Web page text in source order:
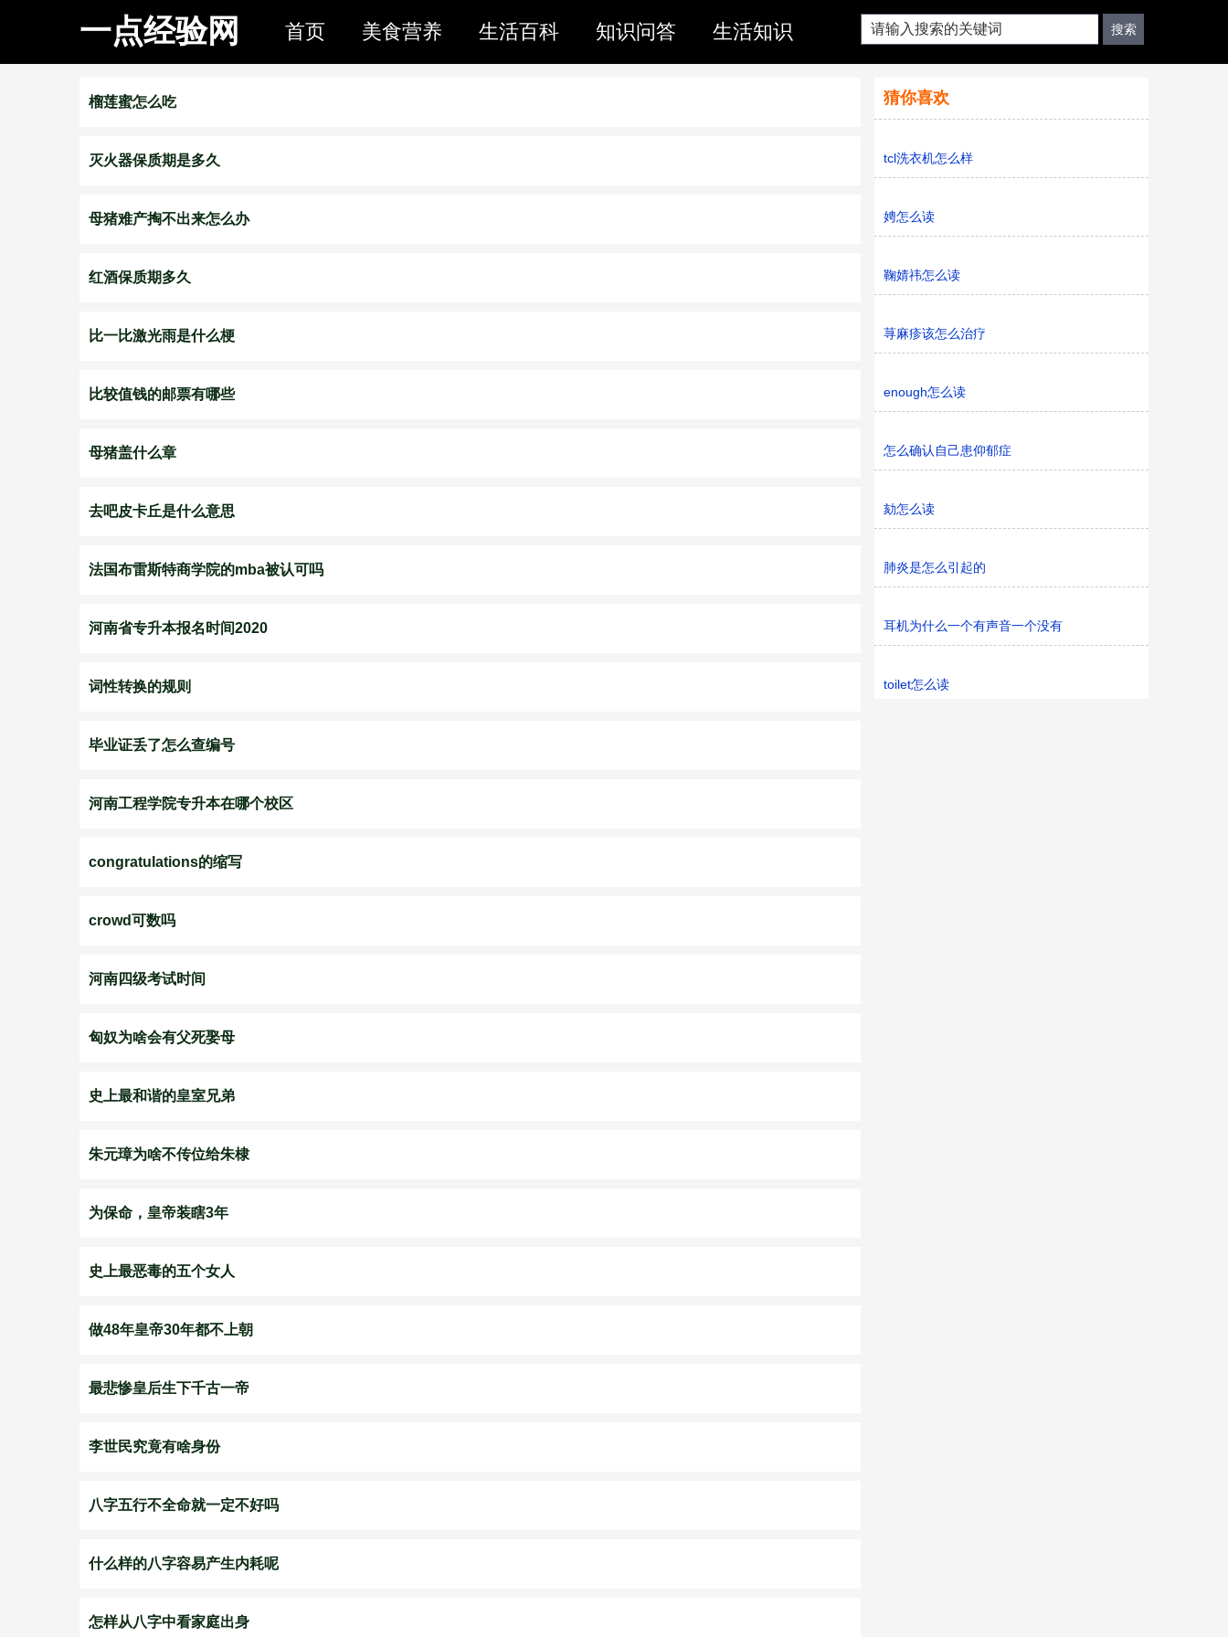
一点经验网 首页 美食营养 生活百科 知识问答 生活知识
榴莲蜜怎么吃
灭火器保质期是多久
母猪难产掏不出来怎么办
红酒保质期多久
比一比激光雨是什么梗
比较值钱的邮票有哪些
母猪盖什么章
去吧皮卡丘是什么意思
法国布雷斯特商学院的mba被认可吗
河南省专升本报名时间2020
词性转换的规则
毕业证丢了怎么查编号
河南工程学院专升本在哪个校区
congratulations的缩写
crowd可数吗
河南四级考试时间
匈奴为啥会有父死娶母
史上最和谐的皇室兄弟
朱元璋为啥不传位给朱棣
为保命，皇帝装瞎3年
史上最恶毒的五个女人
做48年皇帝30年都不上朝
最悲惨皇后生下千古一帝
李世民究竟有啥身份
八字五行不全命就一定不好吗
什么样的八字容易产生内耗呢
怎样从八字中看家庭出身
猜你喜欢
tcl洗衣机怎么样
娉怎么读
鞠婧祎怎么读
荨麻疹该怎么治疗
enough怎么读
怎么确认自己患仰郁症
劾怎么读
肺炎是怎么引起的
耳机为什么一个有声音一个没有
toilet怎么读